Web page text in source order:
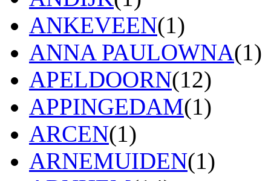
ANKEVEEN(1)
ANNA PAULOWNA(1)
APELDOORN(12)
APPINGEDAM(1)
ARCEN(1)
ARNEMUIDEN(1)